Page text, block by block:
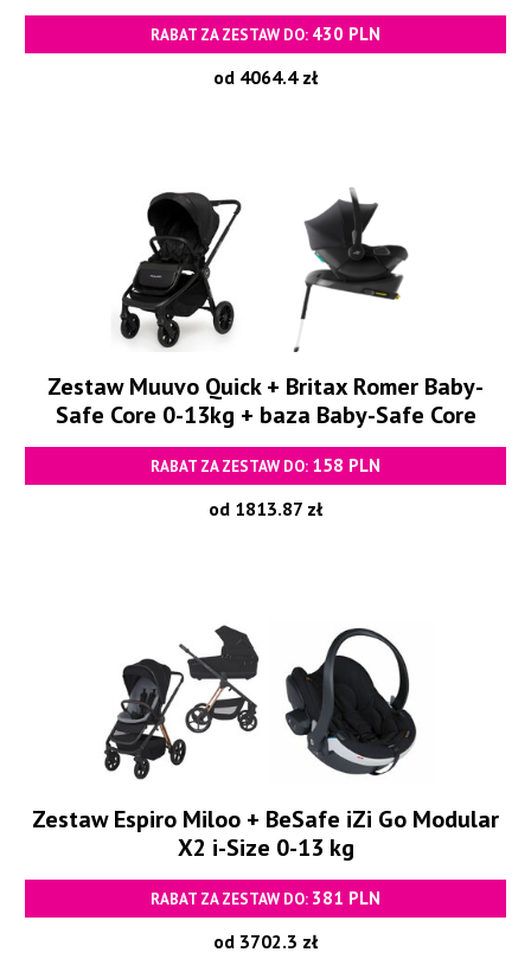
RABAT ZA ZESTAW DO: 430 PLN
od 4064.4 zł
Zestaw Muuvo Quick + Britax Romer Baby-
Safe Core 0-13kg + baza Baby-Safe Core
RABAT ZA ZESTAW DO: 158 PLN
od 1813.87 zł
Zestaw Espiro Miloo + BeSafe iZi Go Modular
X2 i-Size 0-13 kg
RABAT ZA ZESTAW DO: 381 PLN
od 3702.3 zł